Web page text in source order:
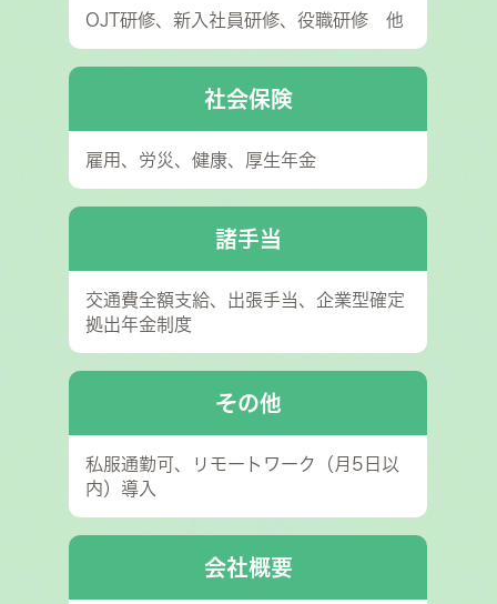
OJT研修、新入社員研修、役職研修 他
社会保険
雇用、労災、健康、厚生年金
諸手当
交通費全額支給、出張手当、企業型確定
拠出年金制度
その他
私服通勤可、リモートワーク（月5日以
内）導入
会社概要